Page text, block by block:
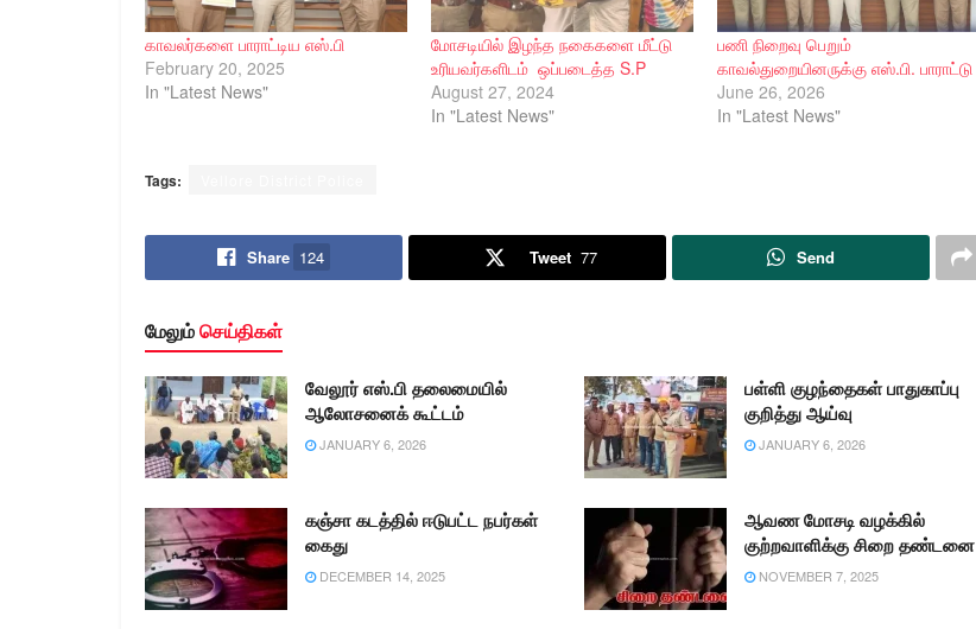
காவலர்களை பாராட்டிய எஸ்.பி
February 20, 2025
In "Latest News"
மோசடியில் இழந்த நகைகளை மீட்டு
உரியவர்களிடம் ஒப்படைத்த S.P
August 27, 2024
In "Latest News"
பணி நிறைவு பெறும்
காவல்துறையினருக்கு எஸ்.பி. பாராட்டு
June 26, 2026
In "Latest News"
Tags:
Share 124 Tweet 77 Send
மேலும்செய்திகள்
வேலூர் எஸ்.பி தலைமையில்
ஆலோசனைக் கூட்டம்
JANUARY 6, 2026
பள்ளி குழந்தைகள் பாதுகாப்பு
குறித்து ஆய்வு
JANUARY 6, 2026
கஞ்சா கடத்தில் ஈடுபட்ட நபர்கள்
கைது
DECEMBER 14, 2025
ஆவண மோசடி வழக்கில்
குற்றவாளிக்கு சிறை தண்டனை
NOVEMBER 7, 2025